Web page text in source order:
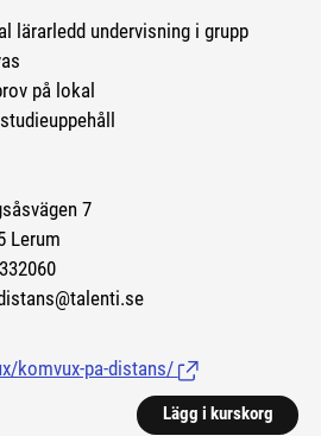
undervisning i grupp
lokal
7
komvux-pa-distans/ (Länk till extern
Lägg i kurskorg